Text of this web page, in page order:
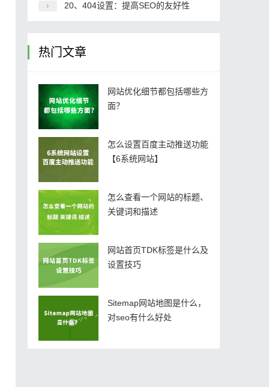
20、404设置：提高SEO的友好性
热门文章
网站优化细节都包括哪些方
面？
怎么设置百度主动推送功能
【6系统网站】
怎么查看一个网站的标题、
关键词和描述
网站首页TDK标签是什么及
设置技巧
Sitemap网站地图是什么，
对seo有什么好处